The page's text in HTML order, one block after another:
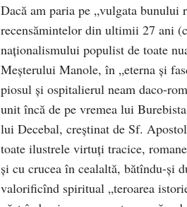
Dacă am paria pe „vulgata bunului
recensămintelor din ultimii 27 ani
naţionalismului populist de toate
Meşterului Manole, în „eterna şi
piosul şi ospitalierul neam daco-
unit încă de pe vremea lui
lui Decebal, creştinat de Sf.
toate ilustrele virtuţi tracice,
şi cu crucea în cealaltă, bătîndu-şi
valorificînd spiritual „teroarea